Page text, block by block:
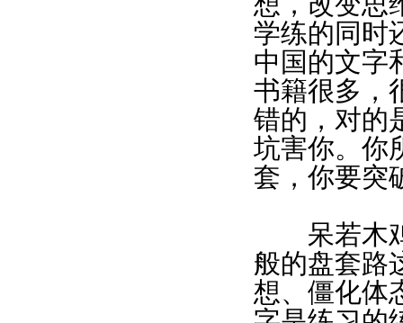
学练的同时
中国的文字
书籍很多，
错的，对的
坑害你。你
套，你要突
呆若木鸡
般的盘套路
想、僵化体